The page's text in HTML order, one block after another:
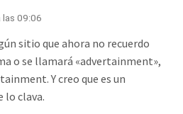
09:06
sitio que ahora no recuerdo
o se llamará «advertainment»,
Y creo que es un
lo clava.